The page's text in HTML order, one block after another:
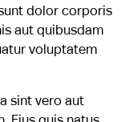
dolor corporis
aut quibusdam
voluptatem
sint vero aut